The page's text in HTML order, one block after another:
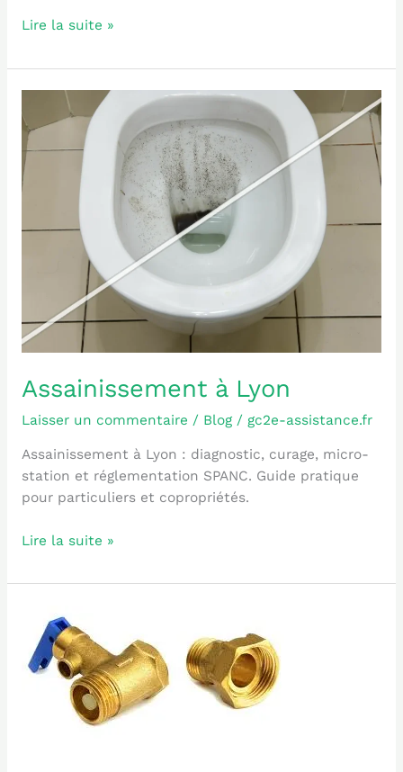
Lire la suite »
Assainissement à Lyon
Laisser un commentaire / Blog/ gc2e-assistance.fr
Assainissement à Lyon : diagnostic, curage, micro-
station et réglementation SPANC. Guide pratique
pour particuliers et copropriétés.
Assainissement
à
Lyon
Lire la suite »
Clapet
anti-
retour